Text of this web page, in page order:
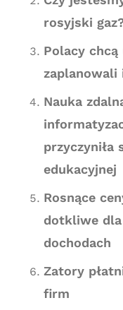
rosyjski
Polacy chcą
zaplanowali
Nauka
przyczyniła
edukacyjnej
Rosnące
dotkliwe
dochodach
Zatory
firm